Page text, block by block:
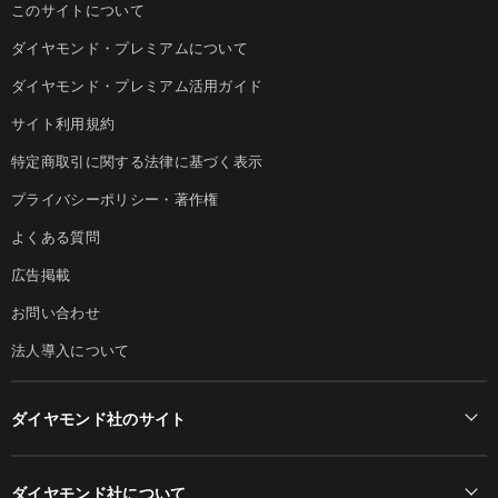
このサイトについて
ダイヤモンド・プレミアムについて
ダイヤモンド・プレミアム活用ガイド
サイト利用規約
特定商取引に関する法律に基づく表示
プライバシーポリシー・著作権
よくある質問
広告掲載
お問い合わせ
法人導入について
ダイヤモンド社のサイト
ダイヤモンド社について